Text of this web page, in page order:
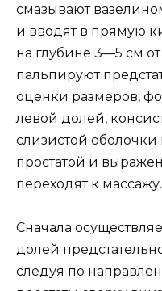
смазывают
и вводят в прямую
на глубине 3—5 см
пальпируют
оценки размеров,
левой долей,
слизистой
простатой и
переходят к массажу.
Сначала
долей
следуя по